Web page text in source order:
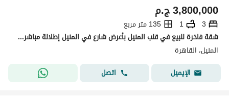
ج.م3,800,000
3
1
135 متر مربع
شقة فاخرة للبيع في قلب المنيل بأعرض شارع في المنيل إطلالة مباشرة على ميدان الباشا
المنيل، القاهرة
الإيميل
اتصل